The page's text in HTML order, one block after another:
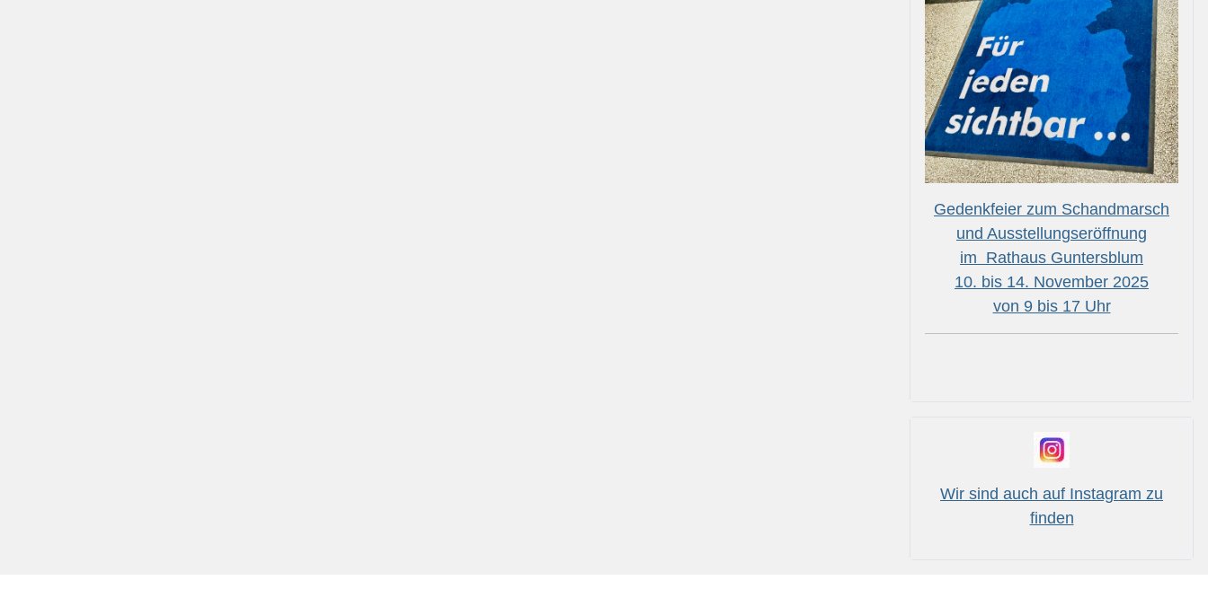
Gedenkfeier zum Schandmarsch
und Ausstellungseröffnung
im Rathaus Guntersblum
10. bis 14. November 2025
von 9 bis 17 Uhr
Wir sind auch auf Instagram zu
finden